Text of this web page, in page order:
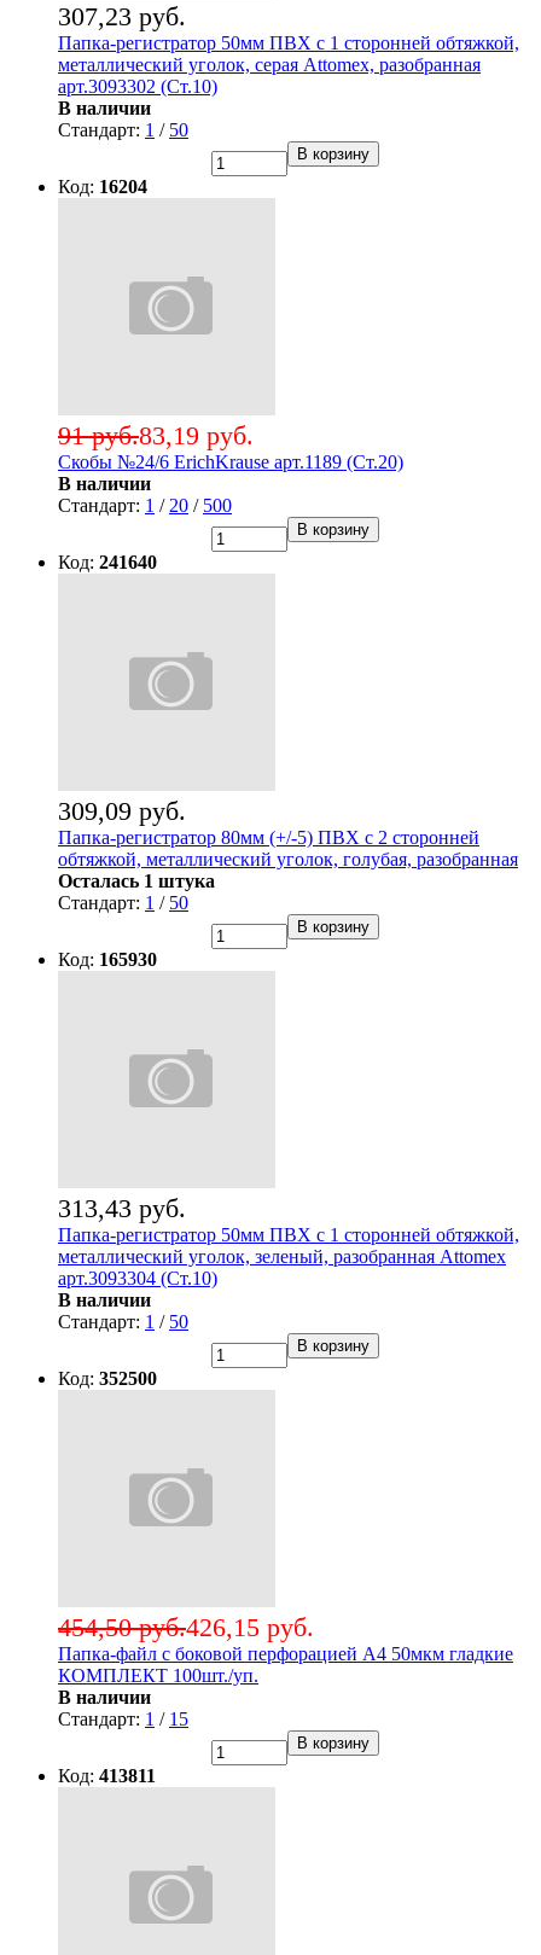
307,23 руб.
Папка-регистратор 50мм ПВХ с 1 сторонней обтяжкой,
металлический уголок, серая Attomex, разобранная
арт.3093302 (Ст.10)
В наличии
Стандарт: 1 / 50
В корзину
Код: 16204
83,19 руб.
91 руб.
Скобы №24/6 ErichKrause арт.1189 (Ст.20)
В наличии
Стандарт: 1 / 20 / 500
В корзину
Код: 241640
309,09 руб.
Папка-регистратор 80мм (+/-5) ПВХ с 2 сторонней
обтяжкой, металлический уголок, голубая, разобранная
Осталась 1 штука
Стандарт: 1 / 50
В корзину
Код: 165930
313,43 руб.
Папка-регистратор 50мм ПВХ с 1 сторонней обтяжкой,
металлический уголок, зеленый, разобранная Attomex
арт.3093304 (Ст.10)
В наличии
Стандарт: 1 / 50
В корзину
Код: 352500
426,15 руб.
454,50 руб.
Папка-файл с боковой перфорацией А4 50мкм гладкие
КОМПЛЕКТ 100шт./уп.
В наличии
Стандарт: 1 / 15
В корзину
Код: 413811